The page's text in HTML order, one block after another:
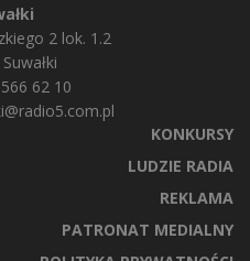
2 lok. 1.2
62 10
KONKURSY
LUDZIE RADIA
REKLAMA
PATRONAT MEDIALNY